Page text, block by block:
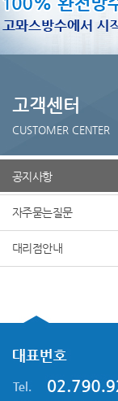
고객센터
CUSTOMER CENTER
공지사항
자주묻는질문
대리점안내